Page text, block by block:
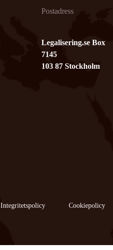
Postadress
Legalisering.se Box
7145
103 87 Stockholm
​Integritetspolicy Cookiepolicy